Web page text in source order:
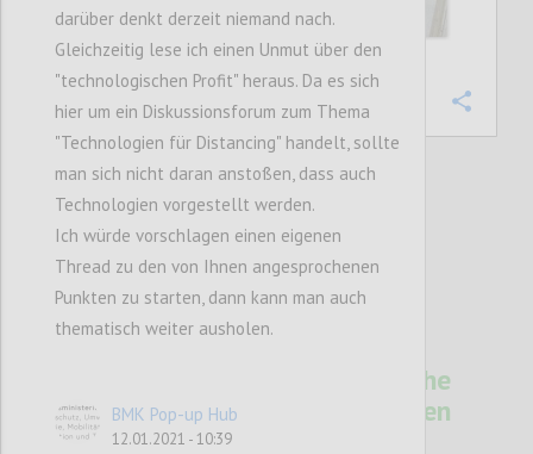
Technologien für Soziale Nähe
in Zeiten physischen
Distanzhaltens
darüber denkt derzeit niemand nach.
Gleichzeitig lese ich einen Unmut über den
"technologischen Profit" heraus. Da es sich
hier um ein Diskussionsforum zum Thema
"Technologien für Distancing" handelt, sollte
man sich nicht daran anstoßen, dass auch
Technologien vorgestellt werden.
Ich würde vorschlagen einen eigenen
Thread zu den von Ihnen angesprochenen
Punkten zu starten, dann kann man auch
thematisch weiter ausholen.
BMK Pop-up Hub
12.01.2021 - 10:39